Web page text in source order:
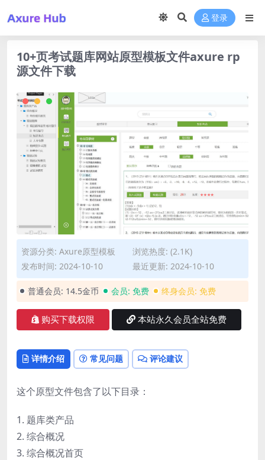
登录
10+页考试题库网站原型模板文件axure rp
源文件下载
资源分类: Axure原型模板
浏览热度: (2.1K)
发布时间: 2024-10-10
最近更新: 2024-10-10
普通会员: 14.5金币 会员: 免费 终身会员: 免费
购买下载权限 本站永久会员全站免费
详情介绍 常见问题 评论建议
这个原型文件包含了以下目录：
1. 题库类产品
2. 综合概况
3. 综合概况首页